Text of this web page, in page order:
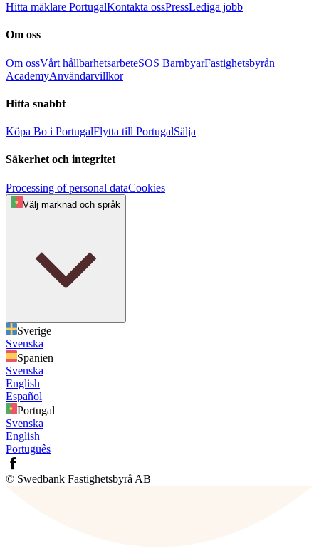
Hitta mäklare PortugalKontakta ossPressLediga jobb
Om oss
Om ossVårt hållbarhetsarbeteSOS BarnbyarFastighetsbyrån
AcademyAnvändarvillkor
Hitta snabbt
Köpa Bo i PortugalFlytta till PortugalSälja
Säkerhet och integritet
Processing of personal dataCookies
Välj marknad och språk
Sverige
Svenska
Spanien
Svenska
English
Español
Portugal
Svenska
English
Português
© Swedbank Fastighetsbyrå AB